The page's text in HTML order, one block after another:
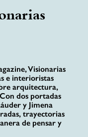
Visionarias
e interioristas
arquitectura,
dos portadas
y Jimena
trayectorias
de pensar y